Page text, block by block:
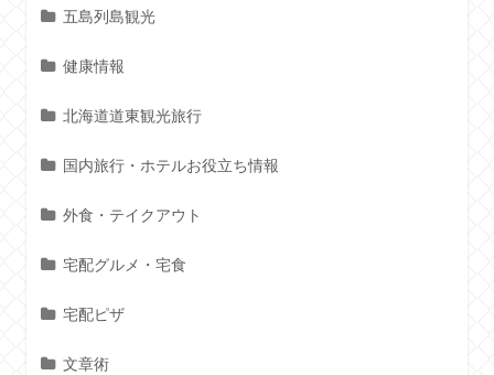
五島列島観光
健康情報
北海道道東観光旅行
国内旅行・ホテルお役立ち情報
外食・テイクアウト
宅配グルメ・宅食
宅配ピザ
文章術